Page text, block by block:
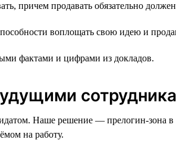
причем продавать обязательно
воплощать свою идею и
фактами и цифрами из докладов.
Наше решение — прелогин-зона
на работу.